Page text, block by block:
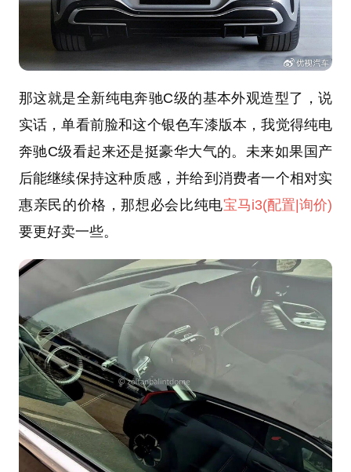
那这就是全新纯电奔驰C级的基本外观造型了，说
实话，单看前脸和这个银色车漆版本，我觉得纯电
奔驰C级看起来还是挺豪华大气的。未来如果国产
后能继续保持这种质感，并给到消费者一个相对实
惠亲民的价格，那想必会比纯电宝马i3(配置 |询价)
要更好卖一些。